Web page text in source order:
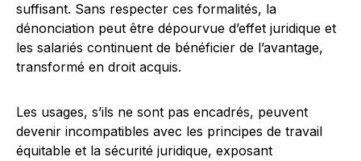
suffisant. Sans respecter ces formalités, la
dénonciation peut être dépourvue d’effet juridique et
les salariés continuent de bénéficier de l’avantage,
transformé en droit acquis.
Les usages, s’ils ne sont pas encadrés, peuvent
devenir incompatibles avec les principes de travail
équitable et la sécurité juridique, exposant